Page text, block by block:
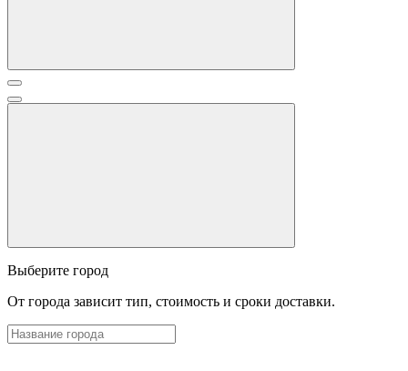
Выберите город
От города зависит тип, стоимость и сроки доставки.